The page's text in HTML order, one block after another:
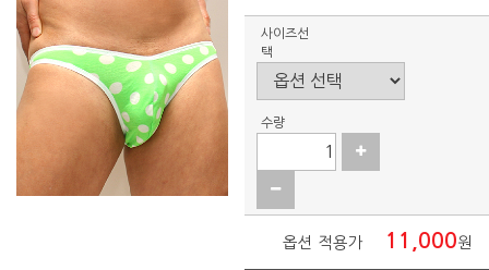
사이즈선
택
수량
옵션 적용가 11,000원